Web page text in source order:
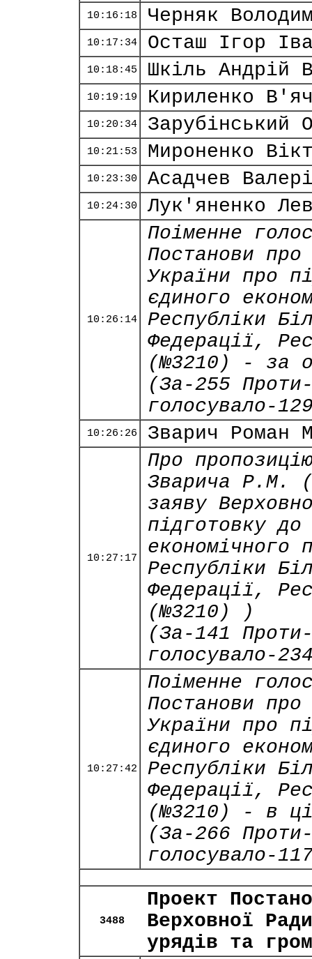
10:16:18 Черняк
10:17:34 Осташ Ігор
10:18:45 Шкіль Андрій
10:19:19 Кириленко
10:20:34 Зарубінський
10:21:53 Мироненко
10:23:30 Асадчев
10:24:30 Лук'яненко
10:26:14
Поіменне
Постанови
України про
єдиного
Республіки
Федерації,
(№3210) - за
(За-255
голосувало-
10:26:26 Зварич Роман
10:27:17
Про
Зварича Р.М.
заяву
підготовку до
економічного
Республіки
Федерації,
(№3210) )
(За-141
голосувало-
10:27:42
Поіменне
Постанови
України про
єдиного
Республіки
Федерації,
(№3210) - в
(За-266
голосувало-
3488
Проект
Верховної
урядів та